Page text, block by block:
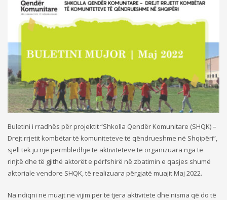
Buletini i rradhës për projektit “Shkolla Qendër Komunitare (SHQK) –
Drejt rrjetit kombëtar të komuniteteve të qëndrueshme në Shqipëri”,
sjell tek ju një përmbledhje të aktiviteteve të organizuara nga të
rinjtë dhe të gjithë aktorët e përfshirë në zbatimin e qasjes shumë
aktoriale vendore SHQK, të realizuara përgjatë muajit Maj 2022.
Na ndiqni në muajt në vijim për të tjera aktivitete dhe nisma që do të